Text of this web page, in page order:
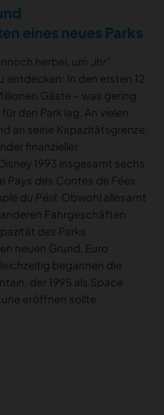
eines neues Parks
herbei, um „ihr“
entdecken: In den ersten 12
Gäste – was gering
den Park lag. An vielen
an seine Kapazitätsgrenze.
finanzieller
1993 insgesamt sechs
Pays des Contes de Fées
du Péril. Obwohl allesamt
Fahrgeschäften
des Parks
neuen Grund, Euro
begannen die
, der 1995 als Space
eröffnen sollte.